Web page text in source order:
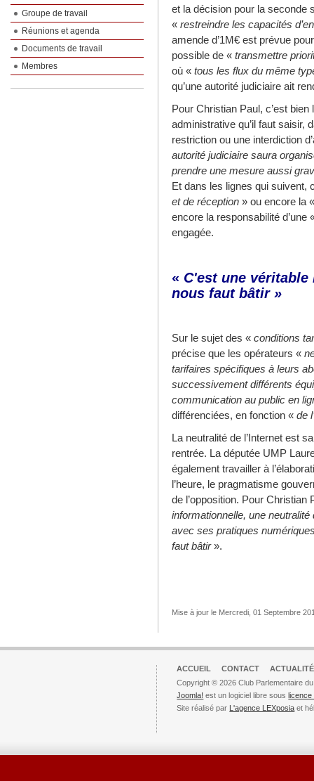
et la décision pour la seconde
« restreindre les capacités
amende d’1M€ est prévue
possible de « transmettre
où « tous les flux du même
qu’une autorité judiciaire ait
Pour Christian Paul, c’est bien
administrative qu’il faut saisir,
restriction ou une interdiction
autorité judiciaire saura
prendre une mesure aussi
Et dans les lignes qui suivent,
et de réception» ou encore la
encore la responsabilité d’une
engagée.
« C'est une
nous faut bâtir »
Sur le sujet des « conditions
précise que les opérateurs «
tarifaires spécifiques à leurs
successivement différents
communication au public en
différenciées, en fonction « de
La neutralité de l’Internet est
rentrée. La députée UMP
également travailler à
l’heure, le pragmatisme
de l’opposition. Pour Christian
informationnelle, une
avec ses pratiques
faut bâtir».
Mise à jour le Mercredi, 01 Septembre
Groupe de travail
Réunions et agenda
Documents de travail
Membres
ACCUEIL CONTACT
Copyright © 2026 Club Parlementaire
Joomla! est un logiciel libre souslicence
Site réalisé par L'agence LEXposia et